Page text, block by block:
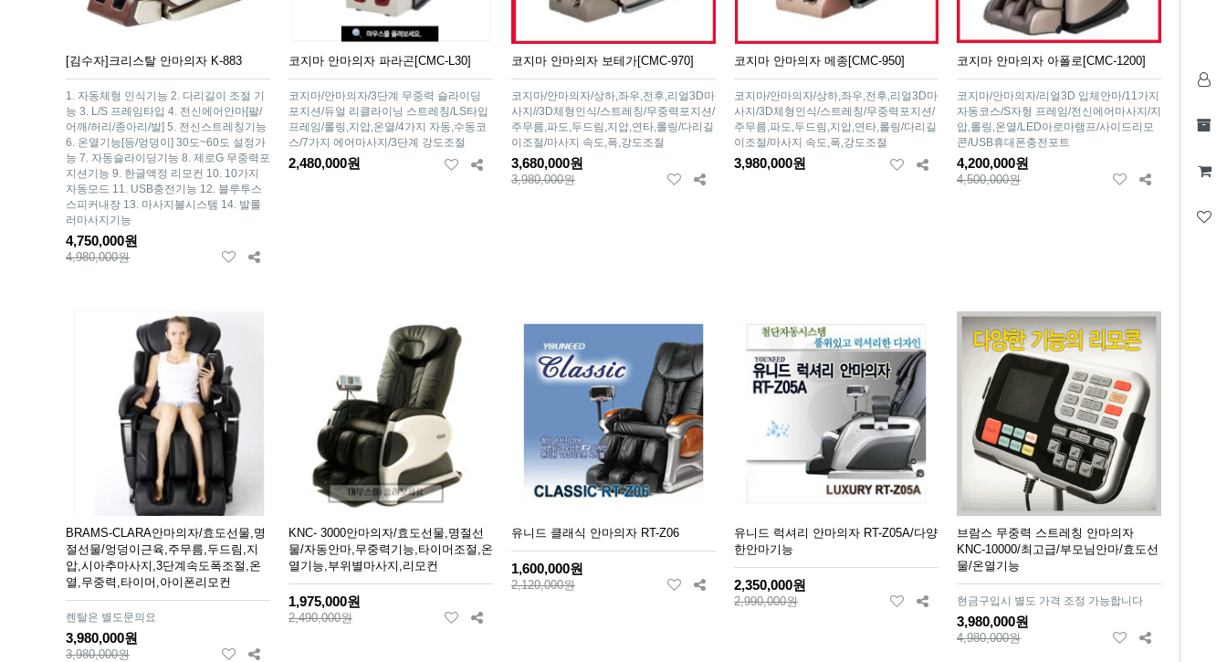
[김수자]크리스탈 안마의자 K-883
1. 자동체형 인식기능 2. 다리길이 조절 기
능 3. L/S 프레임타입 4. 전신에어안마[팔/
어깨/허리/종아리/발] 5. 전신스트레칭기능
6. 온열기능[등/엉덩이] 30도~60도 설정가
능 7. 자동슬라이딩기능 8. 제로G 무중력포
지션기능 9. 한글액정 리모컨 10. 10가지
자동모드 11. USB충전기능 12. 블루투스
스피커내장 13. 마사지볼시스템 14. 발롤
러마사지기능
4,750,000원
4,980,000원
코지마 안마의자 파라곤[CMC-L30]
코지마/안마의자/3단계 무중력 슬라이딩
포지션/듀얼 리클라이닝 스트레칭/LS타입
프레임/롤링,지압,온열/4가지 자동,수동코
스/7가지 에어마사지/3단계 강도조절
2,480,000원
코지마 안마의자 보테가[CMC-970]
코지마/안마의자/상하,좌우,전후,리얼3D마
사지//3D체형인식/스트레칭/무중력포지션/
주무름,파도,두드림,지압,연타,롤링/다리길
이조절/마사지 속도,폭,강도조절
3,680,000원
3,980,000원
코지마 안마의자 메종[CMC-950]
코지마/안마의자/상하,좌우,전후,리얼3D마
사지/3D체형인식/스트레칭/무중력포지션/
주무름,파도,두드림,지압,연타,롤링/다리길
이조절/마사지 속도,폭,강도조절
3,980,000원
코지마 안마의자 아폴로[CMC-1200]
코지마/안마의자/리얼3D 입체안마/11가지
자동코스/S자형 프레임/전신에어마사지/지
압,롤링,온열/LED아로마램프/사이드리모
콘/USB휴대폰충전포트
4,200,000원
4,500,000원
BRAMS-CLARA안마의자/효도선물,명
절선물/엉덩이근육,주무름,두드림,지
압,시아추마사지,3단계속도폭조절,온
열,무중력,타이머,아이폰리모컨
렌탈은 별도문의요
3,980,000원
3,980,000원
KNC- 3000안마의자/효도선물,명절선
물/자동안마,무중력기능,타이머조절,온
열기능,부위별마사지,리모컨
1,975,000원
2,490,000원
유니드 클래식 안마의자 RT-Z06
1,600,000원
2,120,000원
유니드 럭셔리 안마의자 RT-Z05A/다양
한안마기능
2,350,000원
2,990,000원
브람스 무중력 스트레칭 안마의자
KNC-10000/최고급/부모님안마/효도선
물/온열기능
현금구입시 별도 가격 조정 가능합니다
3,980,000원
4,980,000원